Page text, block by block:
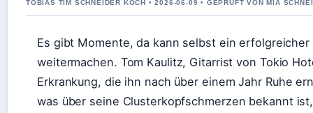
TOBIAS TIM SCHNEIDER KOCH • 2026-06-09 • GEPRUFT VON MIA
Es gibt Momente, da kann selbst ein
weitermachen. Tom Kaulitz, Gitarrist von Tokio
Erkrankung, die ihn nach über einem Jahr Ruhe
was über seine Clusterkopfschmerzen bekannt